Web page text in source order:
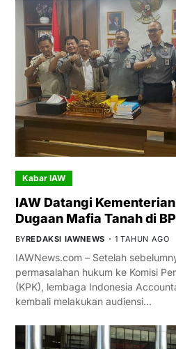
Kabar IAW
IAW Datangi
Dugaan Mafia Tanah di
BYREDAKSI IAWNEWS 1 TAHUN AGO
IAWNews.com – Setelah
permasalahan hukum ke Komisi
(KPK), lembaga Indonesia
kembali melakukan audiensi…